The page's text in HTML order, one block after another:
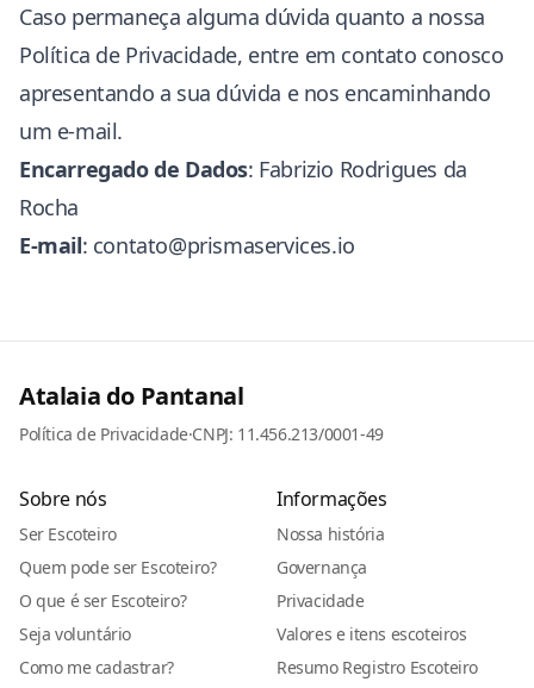
Caso permaneça alguma dúvida quanto a nossa
Política de Privacidade, entre em contato conosco
apresentando a sua dúvida e nos encaminhando
um e-mail.
Encarregado de Dados: Fabrizio Rodrigues da
Rocha
E-mail: contato@prismaservices.io
Atalaia do Pantanal
Política de Privacidade·CNPJ: 11.456.213/0001-49
Sobre nós
Ser Escoteiro
Quem pode ser Escoteiro?
O que é ser Escoteiro?
Seja voluntário
Como me cadastrar?
Informações
Nossa história
Governança
Privacidade
Valores e itens escoteiros
Resumo Registro Escoteiro